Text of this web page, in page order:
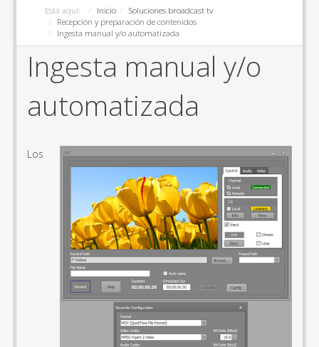
Está aquí: Inicio
Soluciones broadcast tv
Recepción y preparación de contenidos
Ingesta manual y/o automatizada
Ingesta manual y/o
automatizada
Los